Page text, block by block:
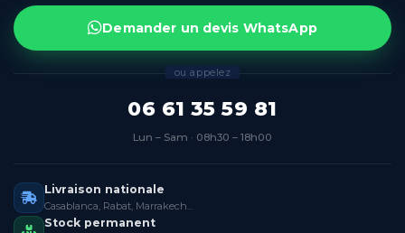
Demander un devis WhatsApp
ou appelez
06 61 35 59 81
Lun – Sam · 08h30 – 18h00
Livraison nationale
Casablanca, Rabat, Marrakech…
Stock permanent